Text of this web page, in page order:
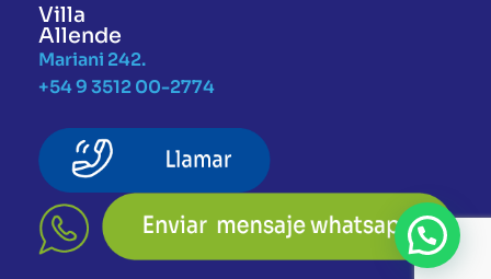
Villa
Allende
Mariani 242.
+54 9 3512 00-2774